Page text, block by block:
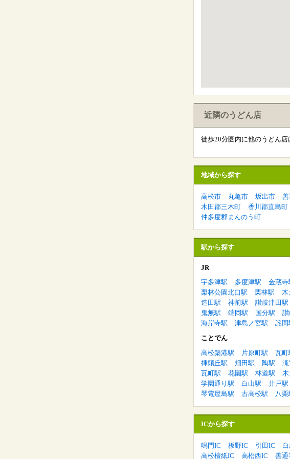
近隣のうどん店
徒歩20分圏内に他のうどん店
地域から探す
高松市 丸亀市 坂出市
木田郡三木町
香川郡直島町
仲多度郡まんのう町
駅から探す
JR
宇多津駅
多度津駅 金蔵寺
栗林公園北口駅
栗林駅 木
造田駅
神前駅 讃岐津田駅
鬼無駅
端岡駅 国分駅
海岸寺駅
津島ノ宮駅 詫間
ことでん
高松築港駅
片原町駅 瓦町
挿頭丘駅
畑田駅 陶駅 滝
瓦町駅
花園駅 林道駅
学園通り駅
白山駅 井戸駅
琴電屋島駅
古高松駅 八栗
ICから探す
鳴門IC 板野IC 引田IC
高松檀紙IC
高松西IC 善通